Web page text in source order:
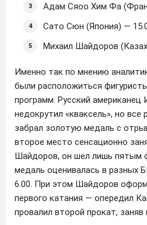
Адам Сяоо Хим Фа
Сато Сюн (Япония) —
Михаил Шайдоров
Именно так по мнению
были расположиться
программ. Русский американец
недокрутил «кваксель», но все
забрал золотую медаль с
второе место сенсационно
Шайдоров, он шел лишь пятым
медаль оценивалась в разных
6.00. При этом Шайдоров
первого катания — опередил
провалил второй прокат,